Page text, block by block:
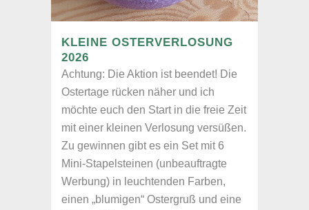
KLEINE OSTERVERLOSUNG
2026
Achtung: Die Aktion ist beendet! Die
Ostertage rücken näher und ich
möchte euch den Start in die freie Zeit
mit einer kleinen Verlosung versüßen.
Zu gewinnen gibt es ein Set mit 6
Mini-Stapelsteinen (unbeauftragte
Werbung) in leuchtenden Farben,
einen „blumigen“ Ostergruß und eine